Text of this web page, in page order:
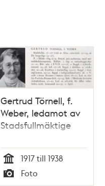
Gertrud Törnell, f.
Weber, ledamot av
Stadsfullmäktige
Tid
1917 till 1938
Foto